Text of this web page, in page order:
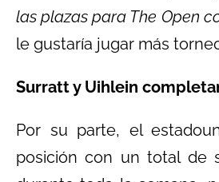
las plazas para The Open
le gustaría jugar más
Surratt y Uihlein
Por su parte, el
posición con un total de